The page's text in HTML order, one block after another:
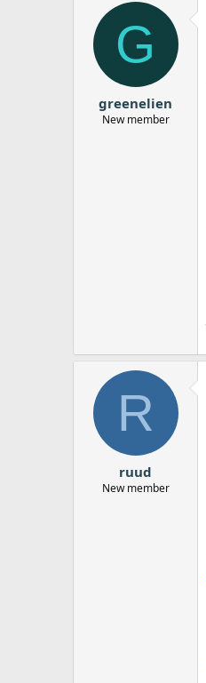
G
greenelien
New member
R
ruud
New member